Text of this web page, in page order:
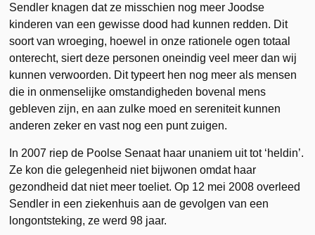
Sendler knagen dat ze misschien nog meer Joodse
kinderen van een gewisse dood had kunnen redden. Dit
soort van wroeging, hoewel in onze rationele ogen totaal
onterecht, siert deze personen oneindig veel meer dan wij
kunnen verwoorden. Dit typeert hen nog meer als mensen
die in onmenselijke omstandigheden bovenal mens
gebleven zijn, en aan zulke moed en sereniteit kunnen
anderen zeker en vast nog een punt zuigen.
In 2007 riep de Poolse Senaat haar unaniem uit tot ‘heldin’.
Ze kon die gelegenheid niet bijwonen omdat haar
gezondheid dat niet meer toeliet. Op 12 mei 2008 overleed
Sendler in een ziekenhuis aan de gevolgen van een
longontsteking, ze werd 98 jaar.